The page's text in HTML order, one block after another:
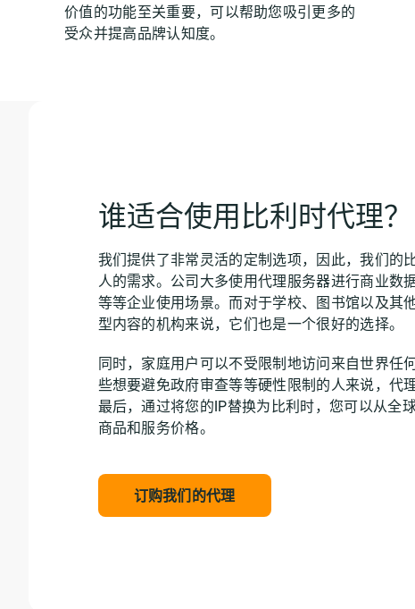
价值的功能至关重要，可以帮助您吸引更多的
受众并提高品牌认知度。
谁适合使用比利时代理？
我们提供了非常灵活的定制选项，因此，我们的
人的需求。公司大多使用代理服务器进行商业数
等等企业使用场景。而对于学校、图书馆以及其
型内容的机构来说，它们也是一个很好的选择。
同时，家庭用户可以不受限制地访问来自世界任
些想要避免政府审查等等硬性限制的人来说，代
最后，通过将您的IP替换为比利时，您可以从全
商品和服务价格。
订购我们的代理